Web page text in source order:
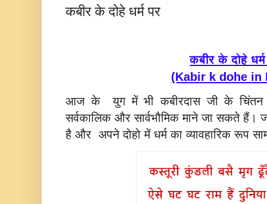
कबीर के दोहे धर्म पर
कबीर के दोहे
(Kabir k dohe in
आज के युग में भी कबीरदास जी के
सर्वकालिक और सार्वभौमिक माने जा सकते हैं।
है और अपने दोहो में धर्म का व्यावहारिक रूप